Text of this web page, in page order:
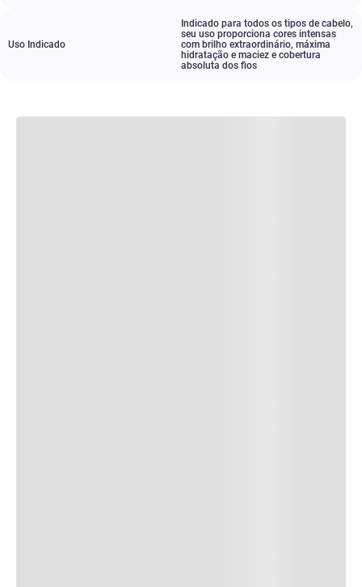
Uso Indicado
Indicado para todos os tipos de cabelo,
seu uso proporciona cores intensas
com brilho extraordinário, máxima
hidratação e maciez e cobertura
absoluta dos fios